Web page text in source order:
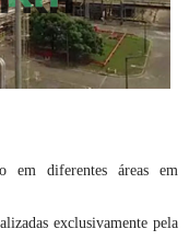
em diferentes áreas em
exclusivamente pela